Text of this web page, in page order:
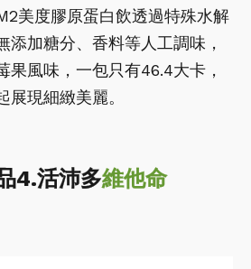
美度膠原蛋白飲透過特殊水解
添加糖分、香料等人工調味，
果風味，一包只有46.4大卡，
現細緻美麗。
4.活沛多維他命